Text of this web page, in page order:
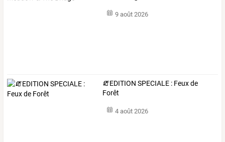
9 août 2026
🧯EDITION SPECIALE : Feux de
Forêt
4 août 2026